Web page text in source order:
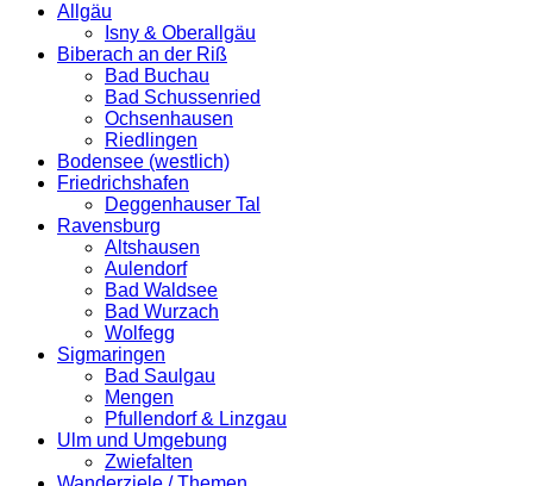
Allgäu
Isny & Oberallgäu
Biberach an der Riß
Bad Buchau
Bad Schussenried
Ochsenhausen
Riedlingen
Bodensee (westlich)
Friedrichshafen
Deggenhauser Tal
Ravensburg
Altshausen
Aulendorf
Bad Waldsee
Bad Wurzach
Wolfegg
Sigmaringen
Bad Saulgau
Mengen
Pfullendorf & Linzgau
Ulm und Umgebung
Zwiefalten